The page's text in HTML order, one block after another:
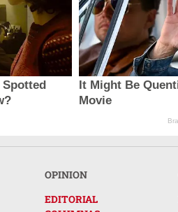
It Might Be
Movie
OPINION
EDITORIAL